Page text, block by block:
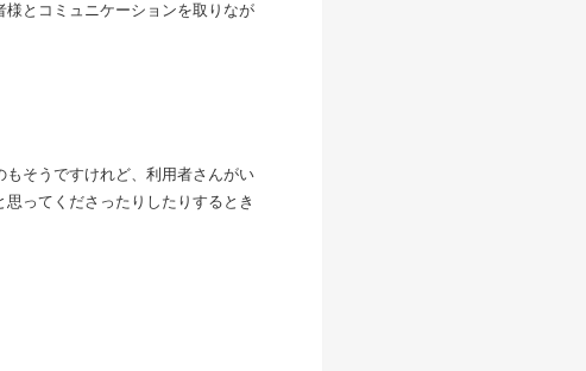
とコミュニケーションを取りなが
そうですけれど、利用者さんがい
ってくださったりしたりするとき